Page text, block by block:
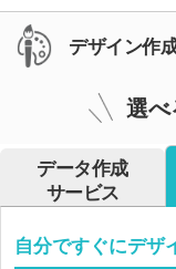
デザイン作
選べ
データ作成
サービス
自分ですぐにデザ